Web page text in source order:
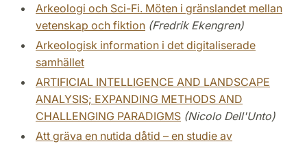
Arkeologi och Sci-Fi. Möten i gränslandet mellan
vetenskap och fiktion (Fredrik Ekengren)
Arkeologisk information i det digitaliserade
samhället
ARTIFICIAL INTELLIGENCE AND LANDSCAPE
ANALYSIS; EXPANDING METHODS AND
CHALLENGING PARADIGMS (Nicolo Dell'Unto)
Att gräva en nutida dåtid – en studie av